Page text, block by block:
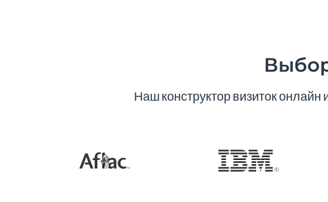
Наш конструктор визиток